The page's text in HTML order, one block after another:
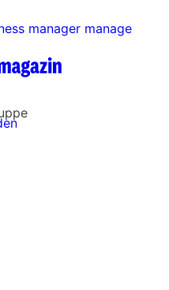
manager manage